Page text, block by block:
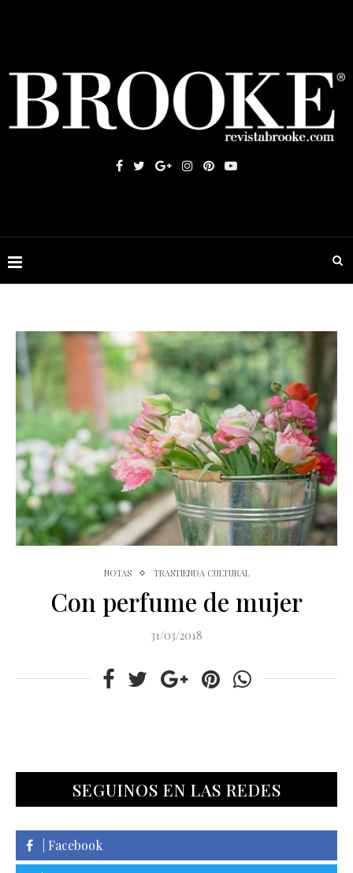
NOTAS TRASTIENDA CULTURAL
Con perfume de mujer
31/03/2018
SEGUINOS EN LAS REDES
| Facebook